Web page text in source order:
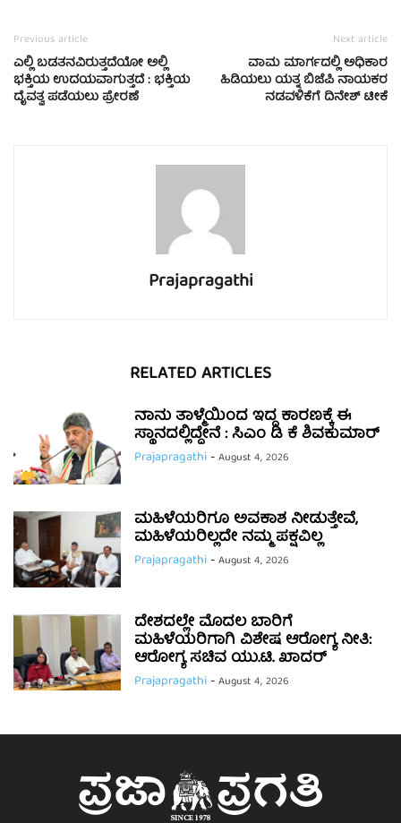
Previous article
ಎಲ್ಲಿ ಬಡತನವಿರುತ್ತದೆಯೋ ಅಲ್ಲಿ
ಭಕ್ತಿಯ ಉದಯವಾಗುತ್ತದೆ : ಭಕ್ತಿಯ
ದೈವತ್ವ ಪಡೆಯಲು ಪ್ರೇರಣೆ
Next article
ವಾಮ ಮಾರ್ಗದಲ್ಲಿ ಅಧಿಕಾರ
ಹಿಡಿಯಲು ಯತ್ನ ಬಿಜೆಪಿ ನಾಯಕರ
ನಡವಳಿಕೆಗೆ ದಿನೇಶ್ ಟೀಕೆ
Prajapragathi
RELATED ARTICLES
ನಾನು ತಾಳ್ಮೆಯಿಂದ ಇದ್ದ ಕಾರಣಕ್ಕೆ ಈ
ಸ್ಥಾನದಲ್ಲಿದ್ದೇನೆ : ಸಿಎಂ ಡಿ ಕೆ ಶಿವಕುಮಾರ್
Prajapragathi-August 4, 2026
ಮಹಿಳೆಯರಿಗೂ ಅವಕಾಶ ನೀಡುತ್ತೇವೆ,
ಮಹಿಳೆಯರಿಲ್ಲದೇ ನಮ್ಮ ಪಕ್ಷವಿಲ್ಲ
Prajapragathi-August 4, 2026
ದೇಶದಲ್ಲೇ ಮೊದಲ ಬಾರಿಗೆ
ಮಹಿಳೆಯರಿಗಾಗಿ ವಿಶೇಷ ಆರೋಗ್ಯ ನೀತಿ:
ಆರೋಗ್ಯ ಸಚಿವ ಯು.ಟಿ. ಖಾದರ್
Prajapragathi-August 4, 2026